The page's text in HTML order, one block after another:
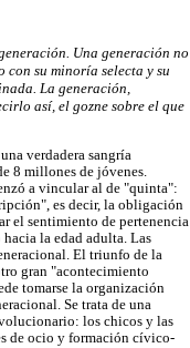
Una generación no
con su minoría selecta y su
La generación,
así, el gozne sobre el que
verdadera sangría
8 millones de jóvenes.
a vincular al de "quinta":
es decir, la obligación
el sentimiento de pertenencia
la edad adulta. Las
El triunfo de la
gran "acontecimiento
tomarse la organización
Se trata de una
los chicos y las
de ocio y formación cívico-